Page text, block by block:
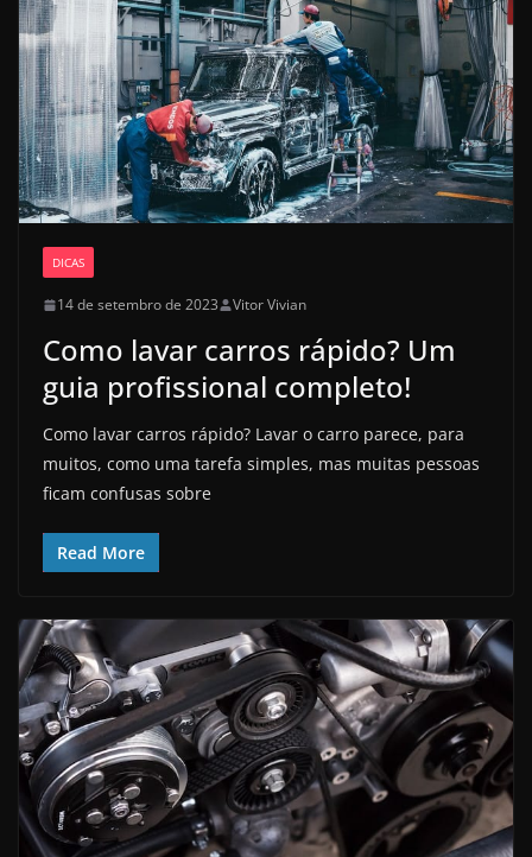
DICAS
14 de setembro de 2023 Vitor Vivian
Como lavar carros rápido? Um
guia profissional completo!
Como lavar carros rápido? Lavar o carro parece, para
muitos, como uma tarefa simples, mas muitas pessoas
ficam confusas sobre
Read More